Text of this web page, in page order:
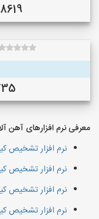
معرفی نرم افزارهای آهن
نرم افزار تشخیص
نرم افزار تشخیص
نرم افزار تشخیص
نرم افزار تشخیص